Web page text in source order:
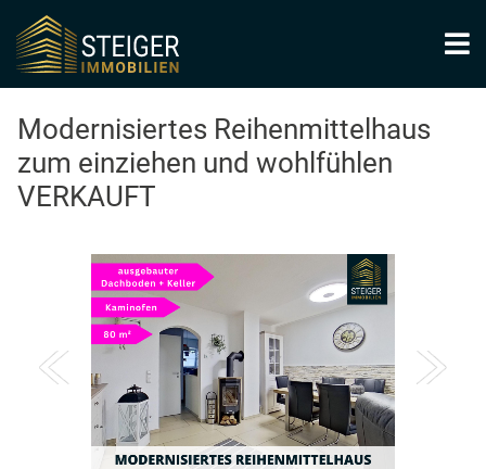
Modernisiertes Reihenmittelhaus
zum einziehen und wohlfühlen
VERKAUFT